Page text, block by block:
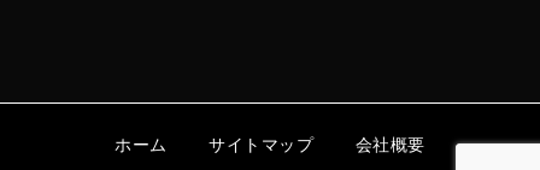
ホーム サイトマップ 会社概要